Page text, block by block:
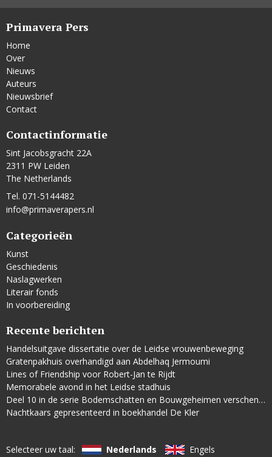
Primavera Pers
Home
Over
Nieuws
Auteurs
Nieuwsbrief
Contact
Contactinformatie
Sint Jacobsgracht 22A
2311 PW Leiden
The Netherlands
Tel. 071-5144482
info@primaverapers.nl
Categorieën
Kunst
Geschiedenis
Naslagwerken
Literair fonds
In voorbereiding
Recente berichten
Handelsuitgave dissertatie over de Leidse vrouwenbeweging
Gratenpakhuis overhandigd aan Abdelhaq Jermoumi
Lines of Friendship voor Robert-Jan te Rijdt
Memorabele avond in het Leidse stadhuis
Deel 10 in de serie Bodemschatten en Bouwgeheimen verschenen
Nachtkaars gepresenteerd in boekhandel De Kler
Selecteer uw taal: Nederlands Engels